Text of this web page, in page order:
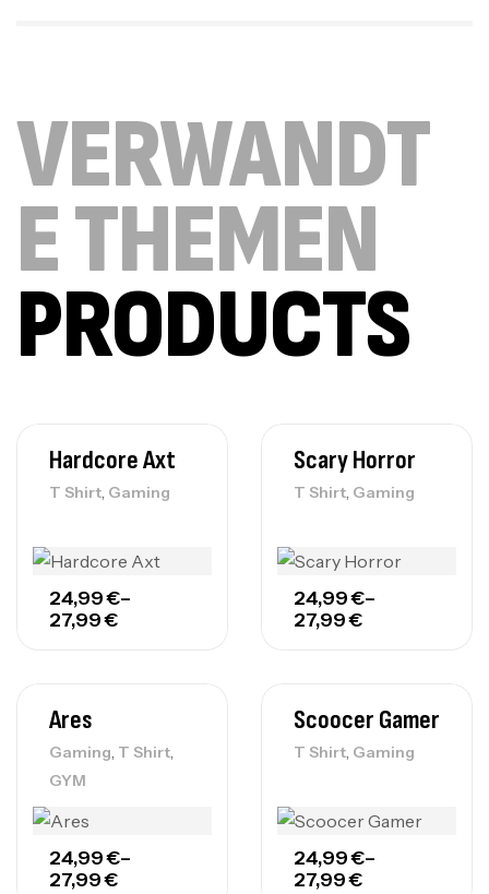
VERWANDT
E THEMEN
PRODUCTS
Hardcore Axt
T Shirt, Gaming
24,99€–
27,99€
Scary Horror
T Shirt, Gaming
24,99€–
27,99€
Ares
Gaming, T Shirt,
GYM
24,99€–
27,99€
Scoocer Gamer
T Shirt, Gaming
24,99€–
27,99€